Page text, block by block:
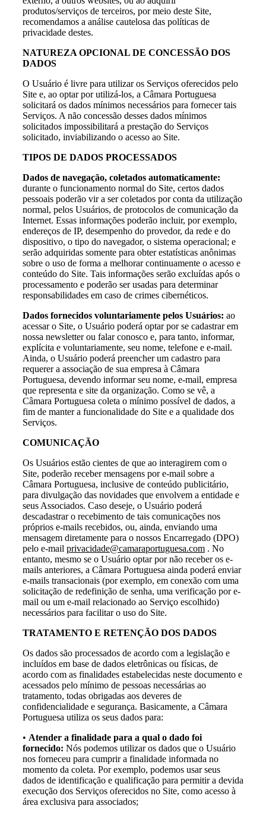
produtos/serviços de terceiros, por meio deste Site,
recomendamos a análise cautelosa das políticas de
privacidade destes.
NATUREZA OPCIONAL DE CONCESSÃO DOS
DADOS
O Usuário é livre para utilizar os Serviços oferecidos pelo
Site e, ao optar por utilizá-los, a Câmara Portuguesa
solicitará os dados mínimos necessários para fornecer tais
Serviços. A não concessão desses dados mínimos
solicitados impossibilitará a prestação do Serviços
solicitado, inviabilizando o acesso ao Site.
TIPOS DE DADOS PROCESSADOS
Dados de navegação, coletados automaticamente:
durante o funcionamento normal do Site, certos dados
pessoais poderão vir a ser coletados por conta da utilização
normal, pelos Usuários, de protocolos de comunicação da
Internet. Essas informações poderão incluir, por exemplo,
endereços de IP, desempenho do provedor, da rede e do
dispositivo, o tipo do navegador, o sistema operacional; e
serão adquiridas somente para obter estatísticas anônimas
sobre o uso de forma a melhorar continuamente o acesso e
conteúdo do Site. Tais informações serão excluídas após o
processamento e poderão ser usadas para determinar
responsabilidades em caso de crimes cibernéticos.
Dados fornecidos voluntariamente pelos Usuários: ao
acessar o Site, o Usuário poderá optar por se cadastrar em
nossa newsletter ou falar conosco e, para tanto, informar,
explícita e voluntariamente, seu nome, telefone e e-mail.
Ainda, o Usuário poderá preencher um cadastro para
requerer a associação de sua empresa à Câmara
Portuguesa, devendo informar seu nome, e-mail, empresa
que representa e site da organização. Como se vê, a
Câmara Portuguesa coleta o mínimo possível de dados, a
fim de manter a funcionalidade do Site e a qualidade dos
Serviços.
COMUNICAÇÃO
Os Usuários estão cientes de que ao interagirem com o
Site, poderão receber mensagens por e-mail sobre a
Câmara Portuguesa, inclusive de conteúdo publicitário,
para divulgação das novidades que envolvem a entidade e
seus Associados. Caso deseje, o Usuário poderá
descadastrar o recebimento de tais comunicações nos
próprios e-mails recebidos, ou, ainda, enviando uma
mensagem diretamente para o nossos Encarregado (DPO)
pelo e-mail privacidade@camaraportuguesa.com . No
entanto, mesmo se o Usuário optar por não receber os e-
mails anteriores, a Câmara Portuguesa ainda poderá enviar
e-mails transacionais (por exemplo, em conexão com uma
solicitação de redefinição de senha, uma verificação por e-
mail ou um e-mail relacionado ao Serviço escolhido)
necessários para facilitar o uso do Site.
TRATAMENTO E RETENÇÃO DOS DADOS
Os dados são processados de acordo com a legislação e
incluídos em base de dados eletrônicas ou físicas, de
acordo com as finalidades estabelecidas neste documento e
acessados pelo mínimo de pessoas necessárias ao
tratamento, todas obrigadas aos deveres de
confidencialidade e segurança. Basicamente, a Câmara
Portuguesa utiliza os seus dados para:
• Atender a finalidade para a qual o dado foi
fornecido: Nós podemos utilizar os dados que o Usuário
nos forneceu para cumprir a finalidade informada no
momento da coleta. Por exemplo, podemos usar seus
dados de identificação e qualificação para permitir a devida
execução dos Serviços oferecidos no Site, como acesso à
área exclusiva para associados;